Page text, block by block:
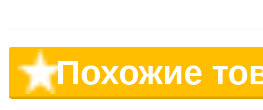
Похожие